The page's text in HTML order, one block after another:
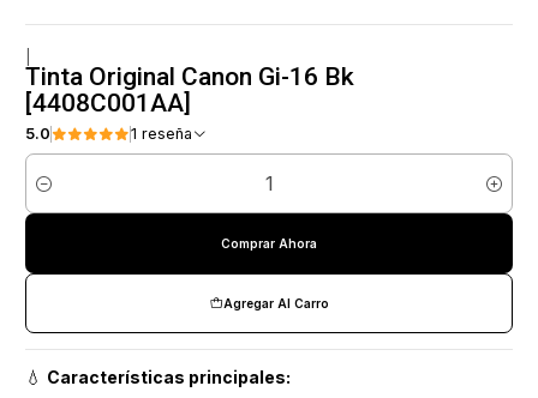
Tinta Original Canon Gi-16 Bk
[4408C001AA]
5.0 1 reseña
Cantidad
Agregar Al Carro
Comprar Ahora
💧 Características principales: